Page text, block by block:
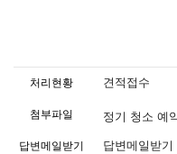
처리현황 견적접수
첨부파일 정기 청소 예
답변메일받기 답변메일받기